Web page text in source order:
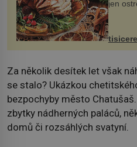
jen
krků.
vcelku
Za několik desítek let však
se stalo? Ukázkou
bezpochyby město
zbytky nádherných paláců,
domů či rozsáhlých svatyní.